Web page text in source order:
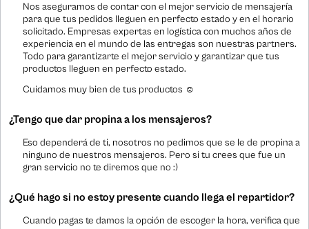
Nos aseguramos de contar con el mejor servicio de mensajería
para que tus pedidos lleguen en perfecto estado y en el horario
solicitado. Empresas expertas en logística con muchos años de
experiencia en el mundo de las entregas son nuestras partners.
Todo para garantizarte el mejor servicio y garantizar que tus
productos lleguen en perfecto estado.
Cuidamos muy bien de tus productos ☺
¿Tengo que dar propina a los mensajeros?
Eso dependerá de ti, nosotros no pedimos que se le de propina a
ninguno de nuestros mensajeros. Pero si tu crees que fue un
gran servicio no te diremos que no :)
¿Qué hago si no estoy presente cuando llega el repartidor?
Cuando pagas te damos la opción de escoger la hora, verifica que